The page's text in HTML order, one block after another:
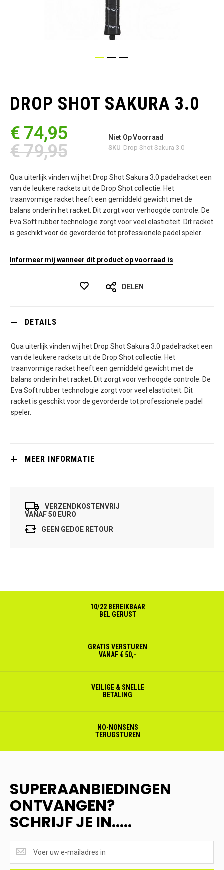
begin
van
afbeeldingen-
gallerij
DROP SHOT SAKURA 3.0
€ 74,95
€ 79,95
Niet Op Voorraad
SKU Drop Shot Sakura 3.0
Qua uiterlijk vinden wij het Drop Shot Sakura 3.0 padelracket een
van de leukere rackets uit de Drop Shot collectie. Het
traanvormige racket heeft een gemiddeld gewicht met de
balans onderin het racket. Dit zorgt voor verhoogde controle. De
Eva Soft rubber technologie zorgt voor veel elasticiteit. Dit racket
is geschikt voor de gevorderde tot professionele padel speler.
Informeer mij wanneer dit product op voorraad is
DELEN
DETAILS
Qua uiterlijk vinden wij het Drop Shot Sakura 3.0 padelracket een
van de leukere rackets uit de Drop Shot collectie. Het
traanvormige racket heeft een gemiddeld gewicht met de
balans onderin het racket. Dit zorgt voor verhoogde controle. De
Eva Soft rubber technologie zorgt voor veel elasticiteit. Dit
racket is geschikt voor de gevorderde tot professionele padel
speler.
MEER INFORMATIE
VERZENDKOSTENVRIJ
VANAF 50 EURO
GEEN GEDOE RETOUR
10/22 BEREIKBAAR
BEL GERUST
GRATIS VERSTUREN
VANAF € 50,-
VEILIGE & SNELLE
BETALING
NO-NONSENS
TERUGSTUREN
SUPERAANBIEDINGEN
ONTVANGEN?
SCHRIJF JE IN.....
ONTVANGEN?
<br>SCHRIJF